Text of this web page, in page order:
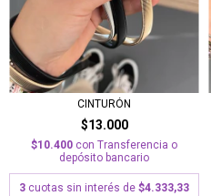
CINTURÓN
$13.000
$10.400 con Transferencia o
depósito bancario
3 cuotas sin interés de $4.333,33